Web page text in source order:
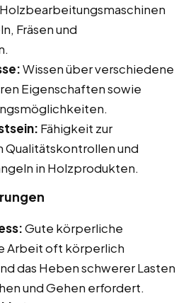
Fräsen und
Wissen über verschiedene
Eigenschaften sowie
Fähigkeit zur
Qualitätskontrollen und
in Holzprodukten.
Gute körperliche
Arbeit oft körperlich
das Heben schwerer Lasten
und Gehen erfordert.